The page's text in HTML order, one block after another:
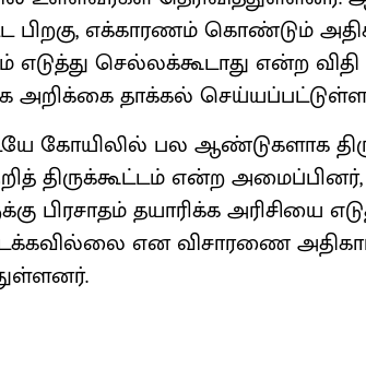
பிறகு, எக்காரணம் கொண்டும்
எடுத்து செல்லக்கூடாது என்ற
அறிக்கை தாக்கல்
கோயிலில் பல ஆண்டுகளாக
திருக்கூட்டம் என்ற
பிரசாதம் தயாரிக்க அரிசியை
என விசாரணை